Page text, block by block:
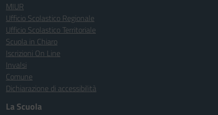
MIUR
Ufficio Scolastico Regionale
Ufficio Scolastico Territoriale
Scuola in Chiaro
Iscrizioni On Line
Invalsi
Comune
Dichiarazione di accessibilità
La Scuola